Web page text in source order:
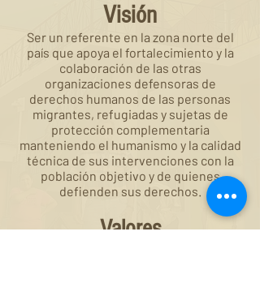
Visión
Ser un referente en la zona norte del
país que apoya el fortalecimiento y la
colaboración de las otras
organizaciones defensoras de
derechos humanos de las personas
migrantes, refugiadas y sujetas de
protección complementaria
manteniendo el humanismo y la calidad
técnica de sus intervenciones con la
población objetivo y de quienes
defienden sus derechos.
Valores